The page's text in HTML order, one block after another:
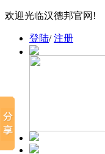
欢迎光临汉德邦官网!
登陆/注册